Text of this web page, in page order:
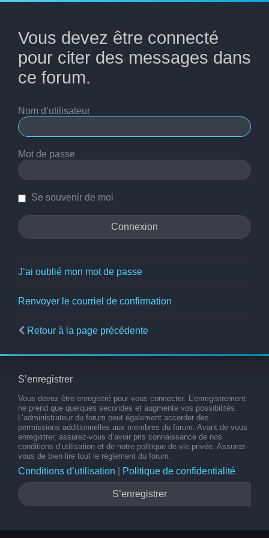
Vous devez être connecté
pour citer des messages dans
ce forum.
Nom d’utilisateur
Mot de passe
Se souvenir de moi
J’ai oublié mon mot de passe
Renvoyer le courriel de confirmation
Retour à la page précédente
S’enregistrer
Vous devez être enregistré pour vous connecter. L’enregistrement
ne prend que quelques secondes et augmente vos possibilités.
L’administrateur du forum peut également accorder des
permissions additionnelles aux membres du forum. Avant de vous
enregistrer, assurez-vous d’avoir pris connaissance de nos
conditions d’utilisation et de notre politique de vie privée. Assurez-
vous de bien lire tout le règlement du forum.
Conditions d’utilisation Politique de confidentialité
S’enregistrer